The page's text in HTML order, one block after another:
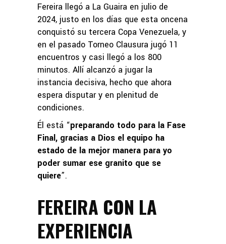
Fereira llegó a La Guaira en julio de
2024, justo en los días que esta oncena
conquistó su tercera Copa Venezuela, y
en el pasado Torneo Clausura jugó 11
encuentros y casi llegó a los 800
minutos. Allí alcanzó a jugar la
instancia decisiva, hecho que ahora
espera disputar y en plenitud de
condiciones.
Él está “preparando todo para la Fase
Final, gracias a Dios el equipo ha
estado de la mejor manera para yo
poder sumar ese granito que se
quiere”.
FEREIRA CON LA
EXPERIENCIA